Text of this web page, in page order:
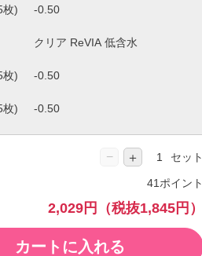
枚)
枚)
枚)
− ＋ セット
41ポイント
2,029円 （税抜1,845円）
カートに入れる